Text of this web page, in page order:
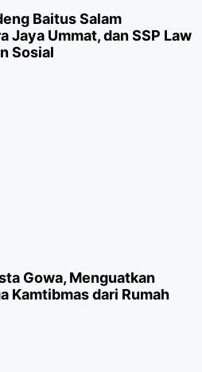
Baitus Salam
Jaya Ummat, dan SSP Law
Sosial
Gowa, Menguatkan
Kamtibmas dari Rumah